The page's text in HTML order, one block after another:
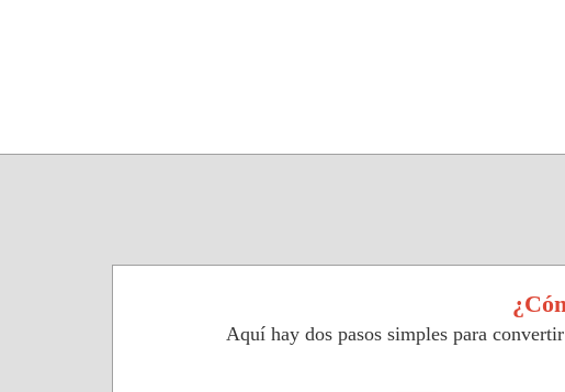
Aquí hay dos pasos simples para